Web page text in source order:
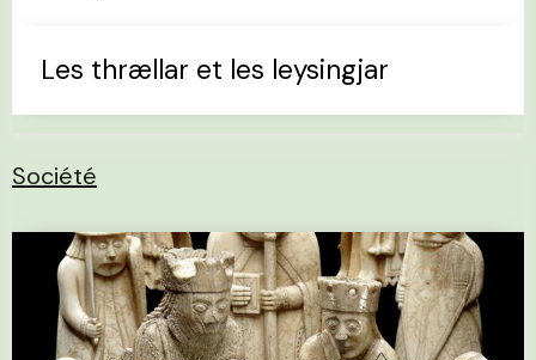
Les thrællar et les leysingjar
Société